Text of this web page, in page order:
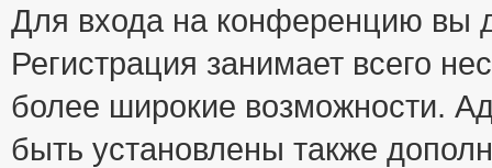
Для входа на конференцию вы
Регистрация занимает всего
более широкие возможности.
быть установлены также